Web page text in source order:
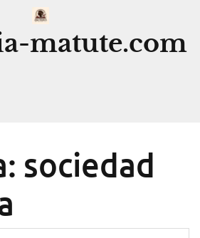
matute.com
sociedad